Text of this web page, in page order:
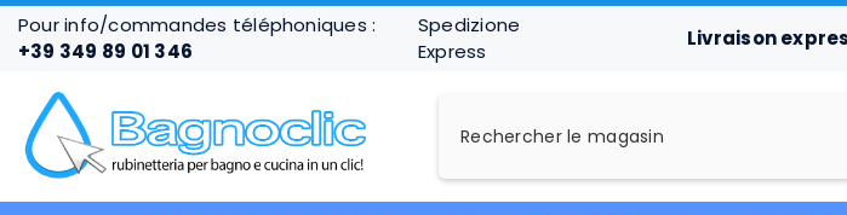
Pour info/commandes téléphoniques :
+39 349 89 01 346
Spedizione
Express
Livraison